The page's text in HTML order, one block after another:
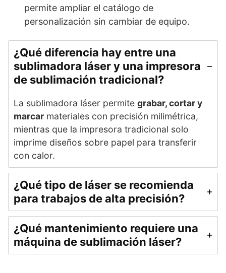
permite ampliar el catálogo de
personalización sin cambiar de equipo.
¿Qué diferencia hay entre una
sublimadora láser y una impresora
de sublimación tradicional?
La sublimadora láser permite grabar, cortar y
marcar materiales con precisión milimétrica,
mientras que la impresora tradicional solo
imprime diseños sobre papel para transferir
con calor.
¿Qué tipo de láser se recomienda
para trabajos de alta precisión?
¿Qué mantenimiento requiere una
máquina de sublimación láser?